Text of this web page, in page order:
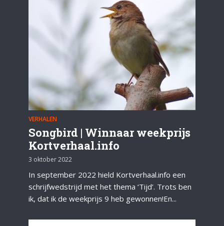
VERHALEN
Songbird | Winnaar weekprijs
Kortverhaal.info
3 oktober 2022
In september 2022 hield Kortverhaal.info een
schrijfwedstrijd met het thema ‘Tijd’. Trots ben
ik, dat ik de weekprijs 9 heb gewonnen!En...